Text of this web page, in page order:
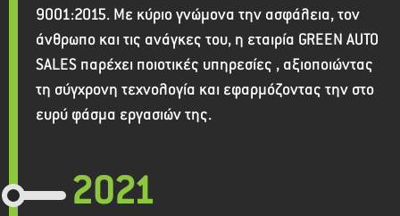
9001:2015. Με κύριο γνώμονα την ασφάλεια, τον
άνθρωπο και τις ανάγκες του, η εταιρία GREEN AUTO
SALES παρέχει ποιοτικές υπηρεσίες , αξιοποιώντας
τη σύγχρονη τεχνολογία και εφαρμόζοντας την στο
ευρύ φάσμα εργασιών της.
2021